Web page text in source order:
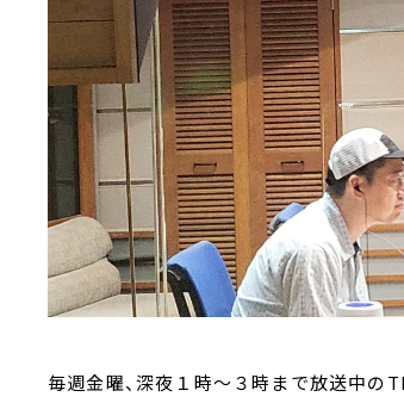
毎週金曜、深夜１時～３時まで放送中の